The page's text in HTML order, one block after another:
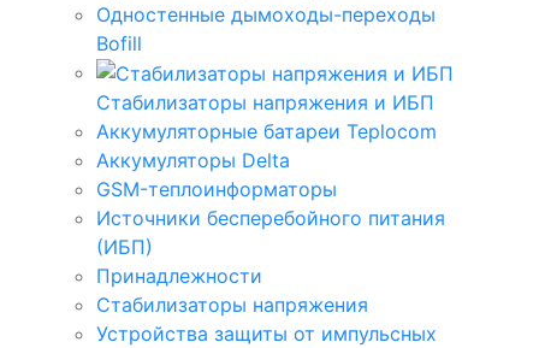
Одностенные дымоходы-переходы
Bofill
Стабилизаторы напряжения и ИБП
Аккумуляторные батареи Teplocom
Аккумуляторы Delta
GSM-теплоинформаторы
Источники бесперебойного питания
(ИБП)
Принадлежности
Стабилизаторы напряжения
Устройства защиты от импульсных